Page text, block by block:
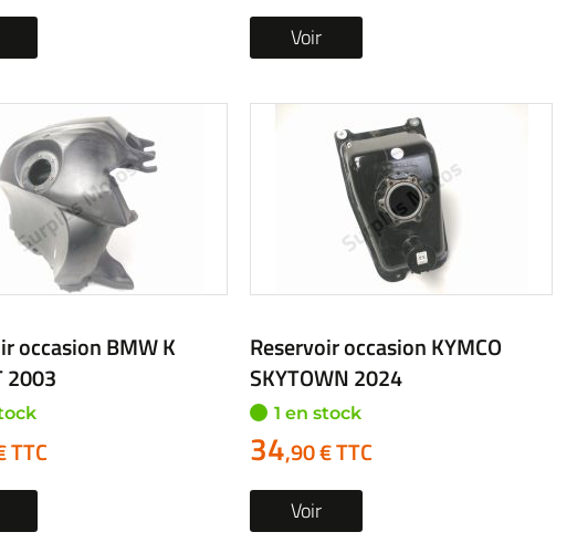
Voir
occasion BMW K
2003
TTC
Reservoir occasion KYMCO
SKYTOWN 2024
1 en stock
34,90 € TTC
Voir